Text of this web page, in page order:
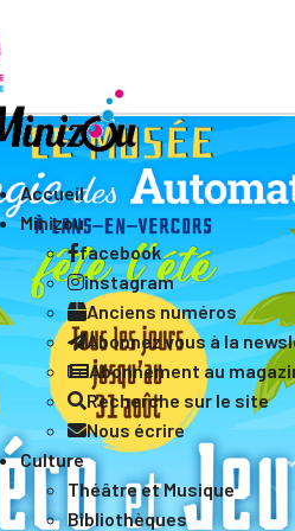
Accueil
Minizou
facebook
instagram
Anciens numéros
Abonnez vous à la
Abonnement au
Recherche sur le site
Nous écrire
Culture
Théâtre et Musique
Bibliothèques